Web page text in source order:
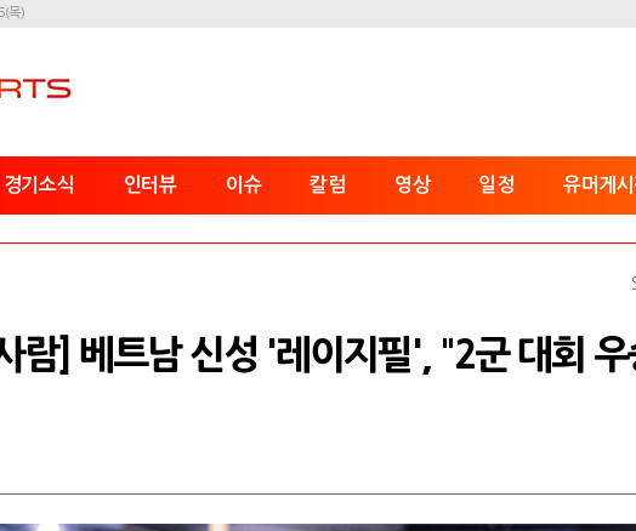
목)
경기소식 인터뷰 이슈 칼럼 영상 일정 유머게
람] 베트남 신성 '레이지필', "2군 대회